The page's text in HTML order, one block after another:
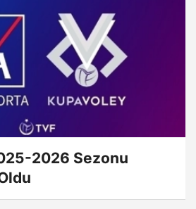
2026 Sezonu